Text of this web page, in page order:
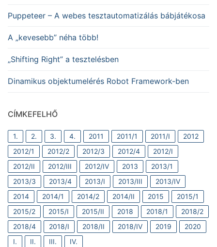
Puppeteer – A webes tesztautomatizálás bábjátékosa
A „kevesebb” néha több!
„Shifting Right” a tesztelésben
Dinamikus objektumelérés Robot Framework-ben
CÍMKEFELHŐ
1. 2. 3. 4. 2011 2011/1 2011/I
2012
2012/1
2012/2 2012/3 2012/4
2012/I
2012/II
2012/III 2012/IV 2013
2013/1
2013/3
2013/4 2013/I 2013/III
2013/IV
2014
2014/1 2014/2 2014/II 2015
2015/1
2015/2
2015/I 2015/II 2018 2018/1
2018/2
2018/4
2018/I 2018/II 2018/IV 2019
2020
I.
II. III. IV.